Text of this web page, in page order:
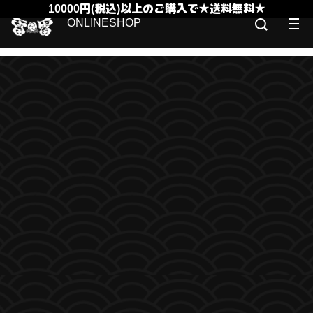
10000円(税込)以上のご購入で★送料無料★
ONLINESHOP